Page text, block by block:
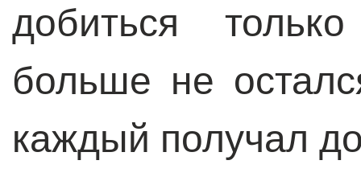
добиться
больше не
каждый получал